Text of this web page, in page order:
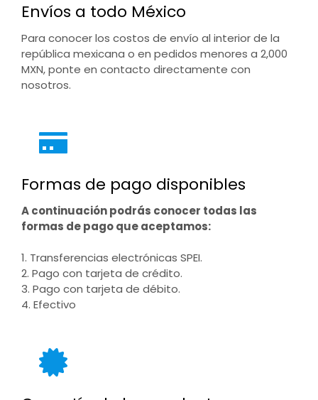
Envíos a todo México
Para conocer los costos de envío al interior de la
república mexicana o en pedidos menores a 2,000
MXN, ponte en contacto directamente con
nosotros.
Formas de pago disponibles
A continuación podrás conocer todas las
formas de pago que aceptamos:
1. Transferencias electrónicas SPEI.
2. Pago con tarjeta de crédito.
3. Pago con tarjeta de débito.
4. Efectivo